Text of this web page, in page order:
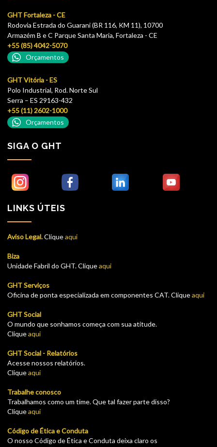
GHT Fortaleza - CE
Rodovia Estrada do Guarani (BR 116, KM 11), 10700
Armazém B e C Parque Santa Maria, Fortaleza - CE
+55 (85) 4042-5070
Orçamentos
GHT Vitória - ES
Polo Industrial, Rod. Norte Sul
Serra – ES 29163-432
+55 (11) 2602-1000
Orçamentos
SIGA O GHT
LINKS ÚTEIS
Aviso Legal.Cliqueaqui
Biza
Unidade Fabril do GHT. Cliqueaqui
GHT Serviços
Oficina de ponta especializada em componentes CAT. Cliqueaqui
GHT Social
O mundo que sonhamos começa com sua atitude.
Cliqueaqui
GHT Social - Relatórios
Acesse nossos relatórios.
Cliqueaqui
Trabalhe conosco
Trabalhamos como um time. Que tal fazer parte disso?
Cliqueaqui
Código de Ética e Conduta
O nosso Código de Ética e Conduta deixa claro os